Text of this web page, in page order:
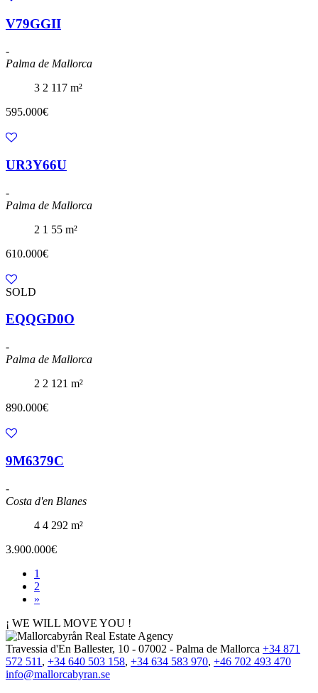
V79GGII
-
Palma de Mallorca
3 2 117 m²
595.000€
UR3Y66U
-
Palma de Mallorca
2 1 55 m²
610.000€
SOLD
EQQGD0O
-
Palma de Mallorca
2 2 121 m²
890.000€
9M6379C
-
Costa d'en Blanes
4 4 292 m²
3.900.000€
1
2
»
¡ WE WILL MOVE YOU !
Travessia d'En Ballester, 10 - 07002 - Palma de Mallorca +34 871
572 511 , +34 640 503 158, +34 634 583 970, +46 702 493 470
info@mallorcabyran.se